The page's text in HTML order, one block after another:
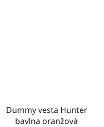
Dummy vesta Hunter
bavlna oranžová